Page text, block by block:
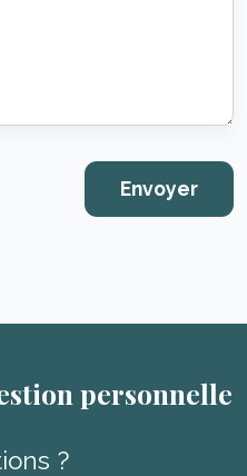
personnelle
?